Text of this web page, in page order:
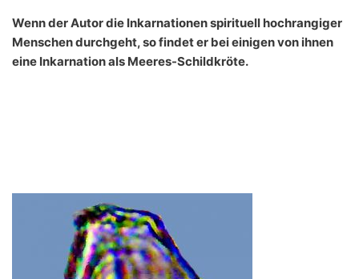
Wenn der Autor die Inkarnationen spirituell hochrangiger
Menschen durchgeht, so findet er bei einigen von ihnen
eine Inkarnation als Meeres-Schildkröte.